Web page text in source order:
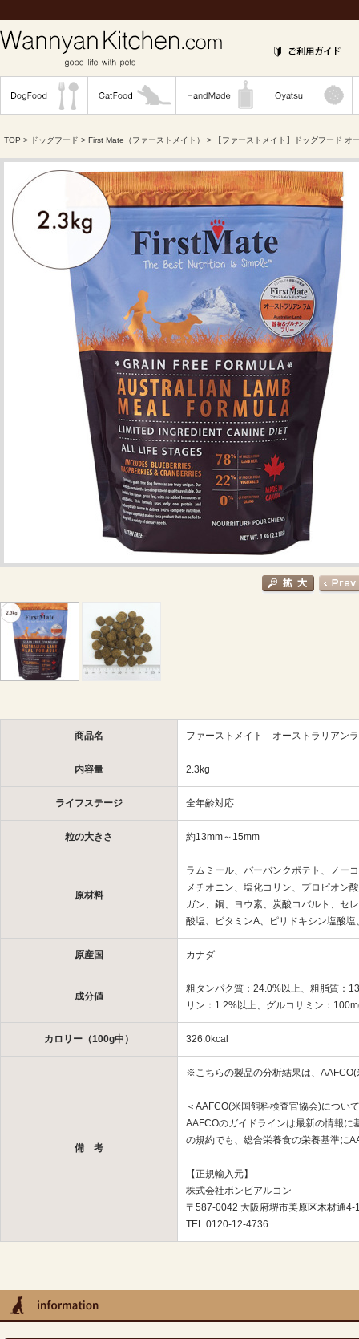
TOP > ドッグフード > First Mate（ファーストメイト） > 【ファーストメイト】ドッグフード オ
商品名 ファーストメイト オーストラリアン
内容量 2.3kg
ライフステージ 全年齢対応
粒の大きさ 約13mm～15mm
原材料
ラムミール、バーバンクポテト、ノー
メチオニン、塩化コリン、プロピオン
ガン、銅、ヨウ素、炭酸コバルト、セ
酸塩、ビタミンA、ピリドキシン塩酸
原産国 カナダ
成分値
粗タンパク質：24.0%以上、粗脂質：
リン：1.2%以上、グルコサミン：
カロリー（100g中） 326.0kcal
備 考
※こちらの製品の分析結果は、
＜AAFCO(米国飼料検査官協会)につい
AAFCOのガイドラインは最新の情報
の規約でも、総合栄養食の栄養基準に
【正規輸入元】
株式会社ボンビアルコン
〒587-0042 大阪府堺市美原区木材通4-
TEL 0120-12-4736